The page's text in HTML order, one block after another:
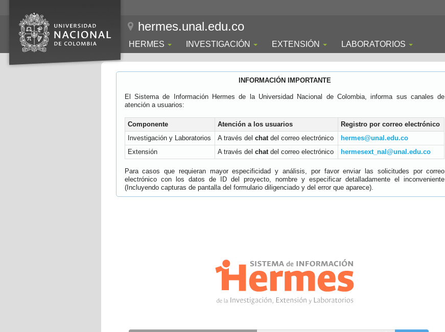
hermes.unal.edu.co
HERMES INVESTIGACIÓN EXTENSIÓN LABORATORIOS
INFORMACIÓN IMPORTANTE
El Sistema de Información Hermes de la Universidad Nacional de Colombia, informa sus canales de
atención a usuarios:
Componente Atención a los usuarios
Registro por correo electrónico
Investigación y Laboratorios
A través del chatdel correo electrónico
hermes@unal.edu.co
Extensión
A través del chatdel correo electrónico hermesext_nal@unal.edu.co
Para casos que requieran mayor especificidad y análisis, por favor enviar las solicitudes por correo
electrónico con los datos de ID del proyecto, nombre y especificar detalladamente el inconveniente
(Incluyendo capturas de pantalla del formulario diligenciado y del error que aparece).